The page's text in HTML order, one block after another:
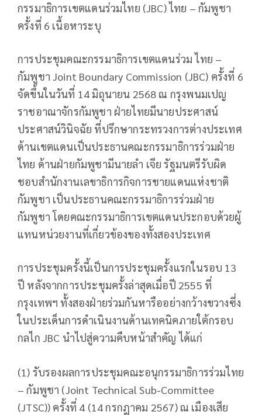
กรรมาธิการเขตแดนร่วมไทย (JBC) ไทย – กัมพูชา
ครั้งที่ 6 เนื้อหาระบุ
การประชุมคณะกรรมาธิการเขตแดนร่วม ไทย –
กัมพูชา Joint Boundary Commission (JBC) ครั้งที่ 6
จัดขึ้นในวันที่ 14 มิถุนายน 2568 ณ กรุงพนมเปญ
ราชอาณาจักรกัมพูชา ฝ่ายไทยมีนายประศาสน์
ประศาสน์วินิจฉัย ที่ปรึกษากระทรวงการต่างประเทศ
ด้านเขตแดนเป็นประธานคณะกรรมาธิการร่วมฝ่าย
ไทย ด้านฝ่ายกัมพูชามีนายลำ เจีย รัฐมนตรีรับผิด
ชอบสำนักงานเลขาธิการกิจการชายแดนแห่งชาติ
กัมพูชา เป็นประธานคณะกรรมาธิการร่วมฝ่าย
กัมพูชา โดยคณะกรรมาธิการเขตแดนประกอบด้วยผู้
แทนหน่วยงานที่เกี่ยวข้องของทั้งสองประเทศ
การประชุมครั้งนี้เป็นการประชุมครั้งแรกในรอบ 13
ปี หลังจากการประชุมครั้งล่าสุดเมื่อปี 2555 ที่
กรุงเทพฯ ทั้งสองฝ่ายร่วมกันหารืออย่างกว้างขวางซึ่ง
ในประเด็นการดำเนินงานด้านเทคนิคภายใต้กรอบ
กลไก JBC นำไปสู่ความคืบหน้าสำคัญ ได้แก่
(1) รับรองผลการประชุมคณะอนุกรรมาธิการร่วมไทย
– กัมพูชา (Joint Technical Sub-Committee
(JTSC)) ครั้งที่ 4 (14 กรกฎาคม 2567) ณ เมืองเสีย